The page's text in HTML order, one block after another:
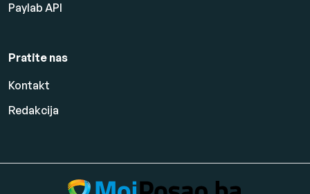
Paylab API
Pratite nas
Kontakt
Redakcija